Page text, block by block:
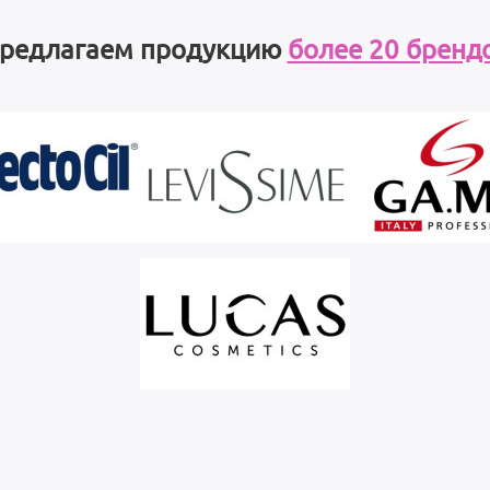
продукцию более 20